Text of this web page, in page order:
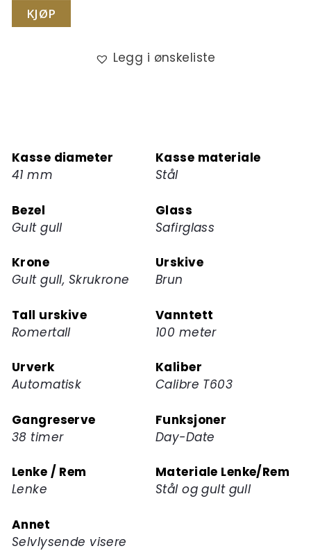
KJØP
Legg i ønskeliste
Kasse diameter
41 mm
Kasse materiale
Stål
Bezel
Gult gull
Glass
Safirglass
Krone
Gult gull, Skrukrone
Urskive
Brun
Tall urskive
Romertall
Vanntett
100 meter
Urverk
Automatisk
Kaliber
Calibre T603
Gangreserve
38 timer
Funksjoner
Day-Date
Lenke / Rem
Lenke
Materiale Lenke/Rem
Stål og gult gull
Annet
Selvlysende visere